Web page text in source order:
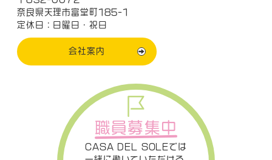
奈良県天理市富堂町185-1
定休日：日曜日・祝日
会社案内
職員募集中
CASA DEL SOLEでは